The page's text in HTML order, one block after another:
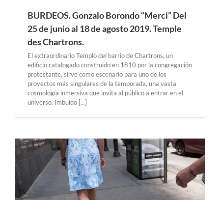
BURDEOS. Gonzalo Borondo “Merci” Del
25 de junio al 18 de agosto 2019. Temple
des Chartrons.
El extraordinario Templo del barrio de Chartrons, un
edificio catalogado construido en 1810 por la congregación
protestante, sirve como escenario para uno de los
proyectos más singulares de la temporada, una vasta
cosmología inmersiva que invita al público a entrar en el
universo. Imbuido [...]